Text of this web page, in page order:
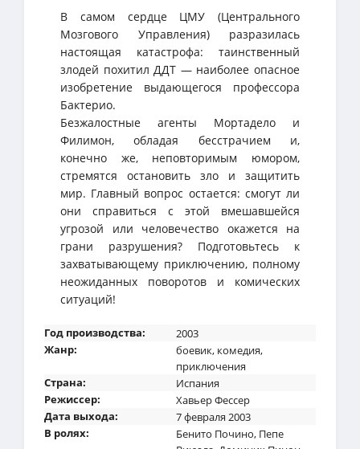
В самом сердце ЦМУ (Центрального
Мозгового Управления) разразилась
настоящая катастрофа: таинственный
злодей похитил ДДТ — наиболее опасное
изобретение выдающегося профессора
Бактерио.
Безжалостные агенты Мортадело и
Филимон, обладая бесстрачием и,
конечно же, неповторимым юмором,
стремятся остановить зло и защитить
мир. Главный вопрос остается: смогут ли
они справиться с этой вмешавшейся
угрозой или человечество окажется на
грани разрушения? Подготовьтесь к
захватывающему приключению, полному
неожиданных поворотов и комических
ситуаций!
Год производства:
2003
Жанр:
боевик, комедия,
приключения
Страна:
Испания
Режиссер:
Хавьер Фессер
Дата выхода:
7 февраля 2003
В ролях:
Бенито Почино, Пепе